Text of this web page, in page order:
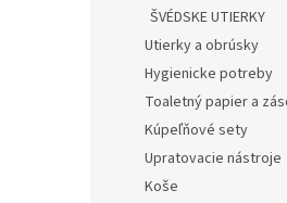
ŠVÉDSKE UTIERKY
Utierky a obrúsky
Hygienicke potreby
Toaletný papier a
Kúpeľňové sety
Upratovacie nástroje
Koše